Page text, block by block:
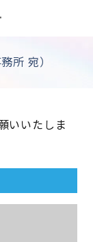
所 宛）
いいたしま